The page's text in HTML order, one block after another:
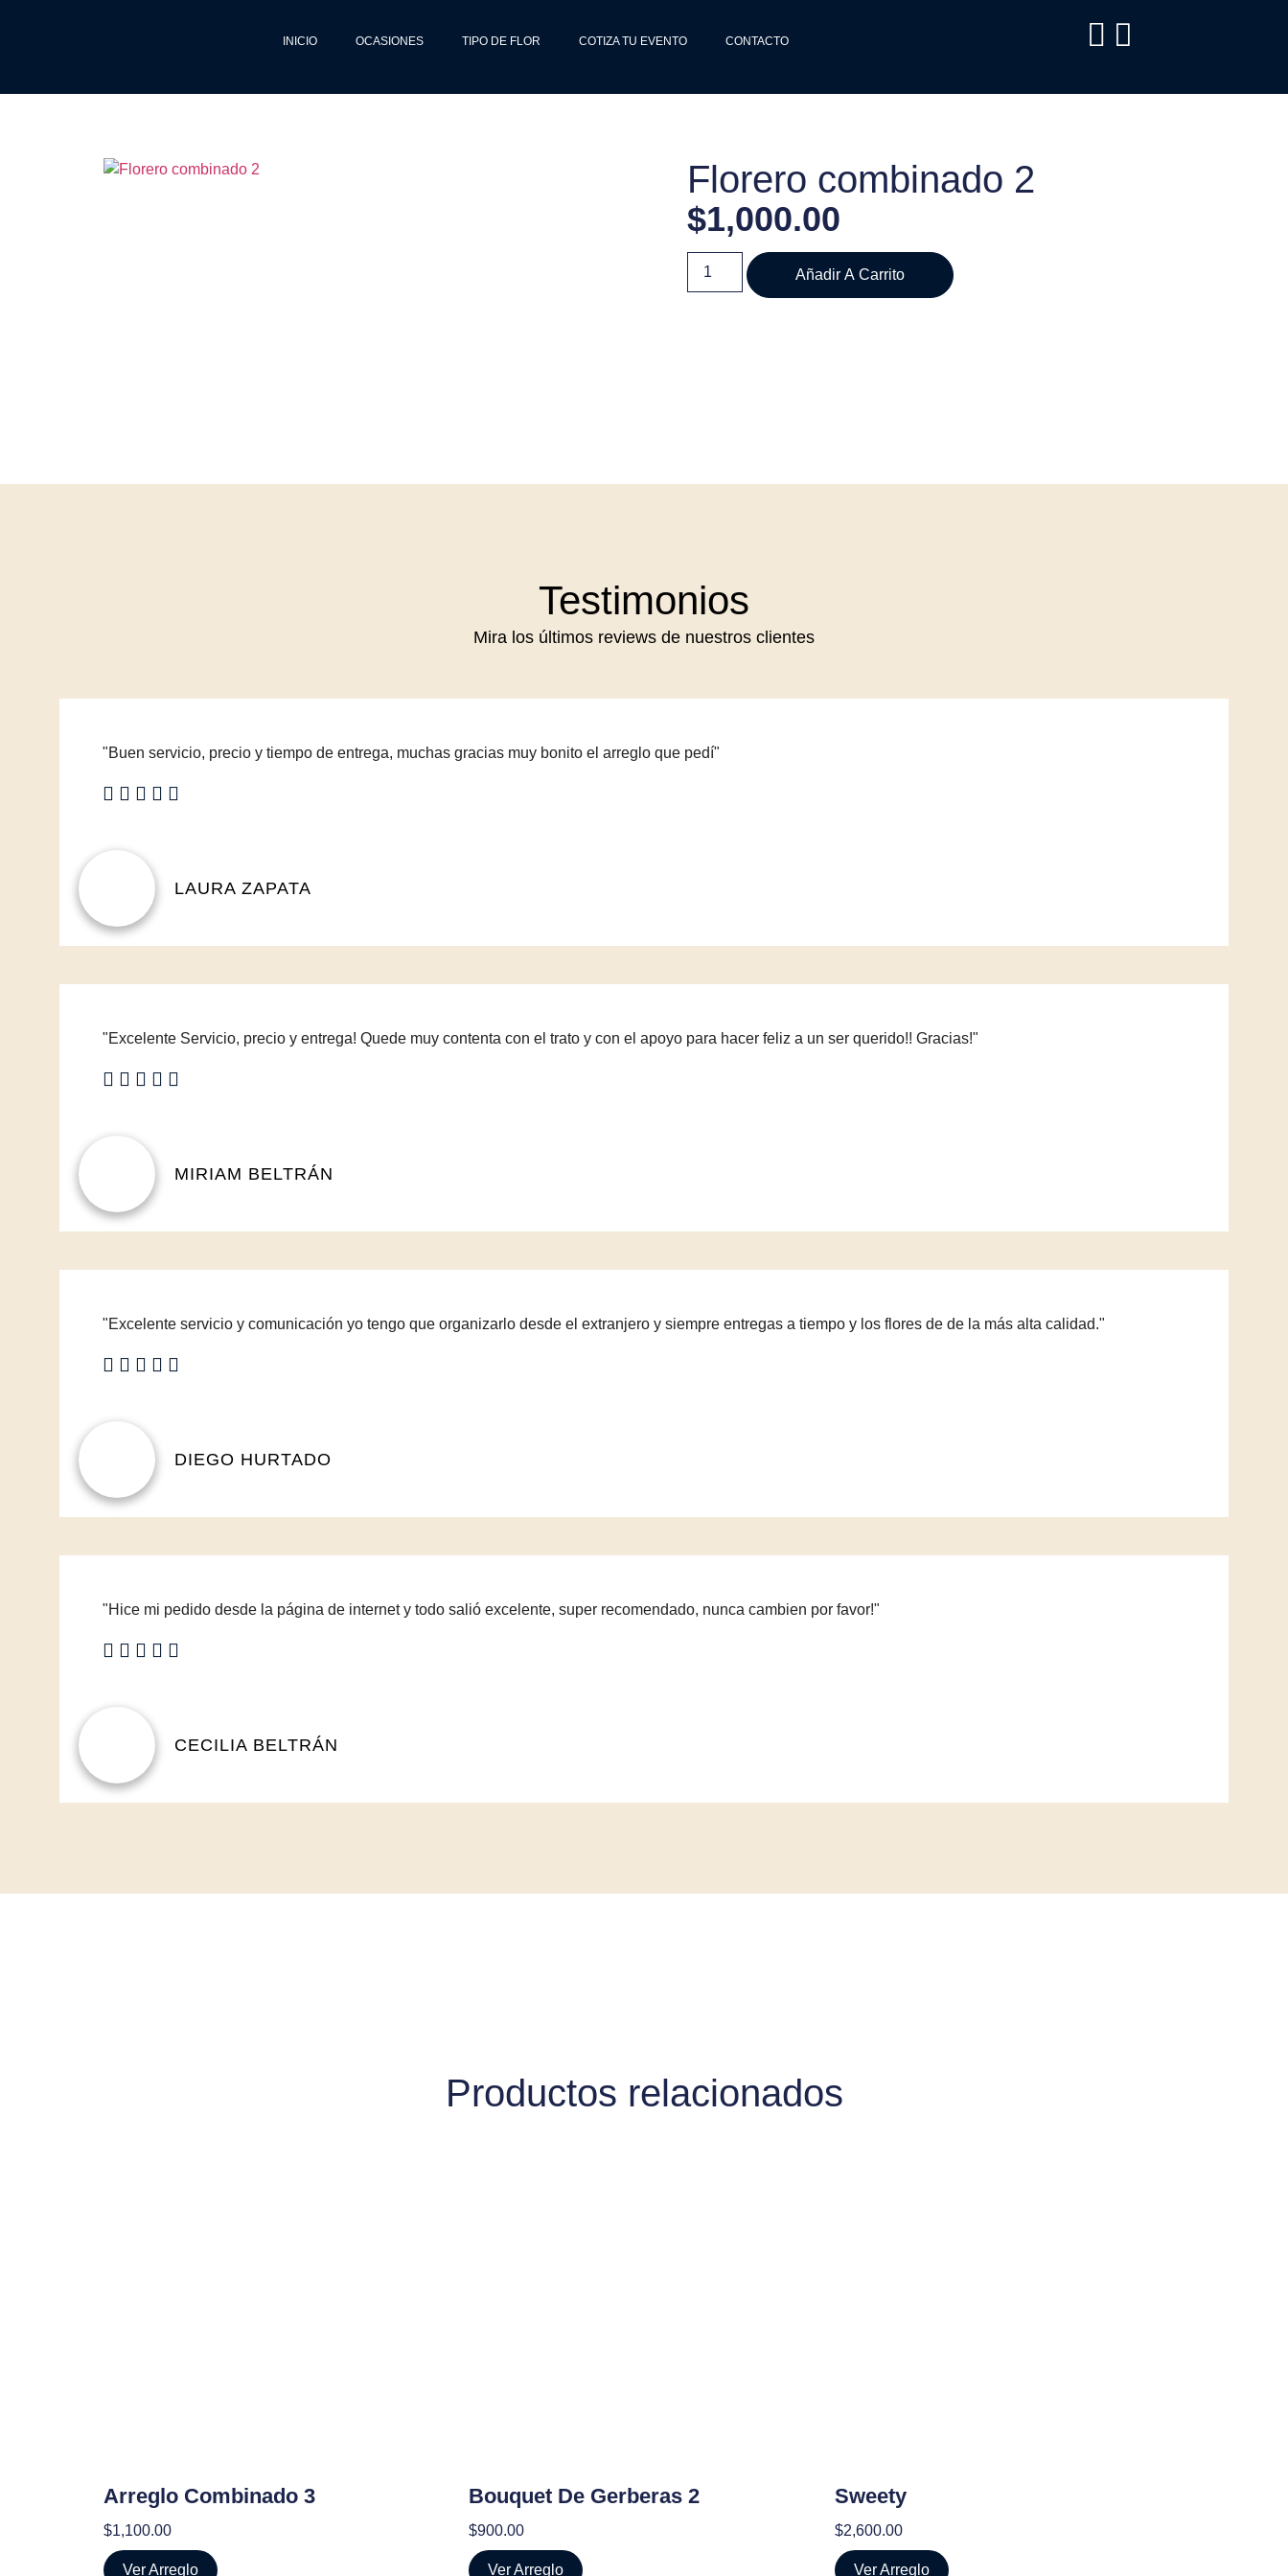
INICIO OCASIONES TIPO DE FLOR COTIZA TU EVENTO CONTACTO
Florero combinado 2
$1,000.00
Añadir A Carrito
Testimonios
Mira los últimos reviews de nuestros clientes
"Buen servicio, precio y tiempo de entrega, muchas gracias muy bonito el arreglo que pedí"
LAURA ZAPATA
"Excelente Servicio, precio y entrega! Quede muy contenta con el trato y con el apoyo para hacer feliz a un ser querido!! Gracias!"
MIRIAM BELTRÁN
"Excelente servicio y comunicación yo tengo que organizarlo desde el extranjero y siempre entregas a tiempo y los flores de de la más alta calidad."
DIEGO HURTADO
"Hice mi pedido desde la página de internet y todo salió excelente, super recomendado, nunca cambien por favor!"
CECILIA BELTRÁN
Productos relacionados
Arreglo Combinado 3
$1,100.00
Ver Arreglo
Bouquet De Gerberas 2
$900.00
Ver Arreglo
Sweety
$2,600.00
Ver Arreglo